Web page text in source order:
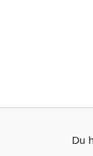
Du